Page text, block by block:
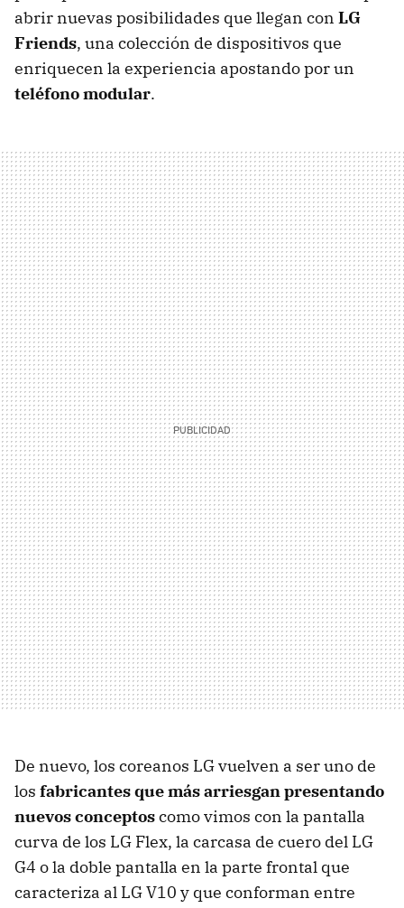
abrir nuevas posibilidades que llegan con LG
Friends, una colección de dispositivos que
enriquecen la experiencia apostando por un
teléfono modular.
De nuevo, los coreanos LG vuelven a ser uno de
los fabricantes que más arriesgan presentando
nuevos conceptoscomo vimos con la pantalla
curva de los LG Flex, la carcasa de cuero del LG
G4 o la doble pantalla en la parte frontal que
caracteriza al LG V10 y que conforman entre